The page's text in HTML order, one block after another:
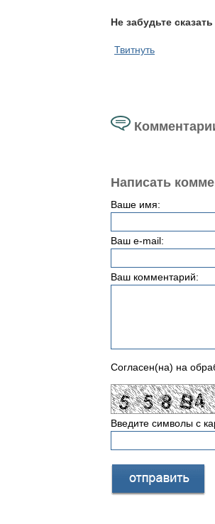
Не забудьте
Твитнуть
Написать
Ваше имя:
Ваш e-mail:
Ваш комментарий:
Согласен(на) на
Введите символы с